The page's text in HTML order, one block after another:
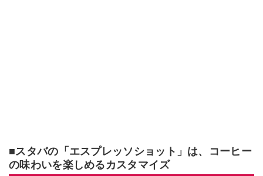
■スタバの「エスプレッソショット」は、コーヒー
の味わいを楽しめるカスタマイズ